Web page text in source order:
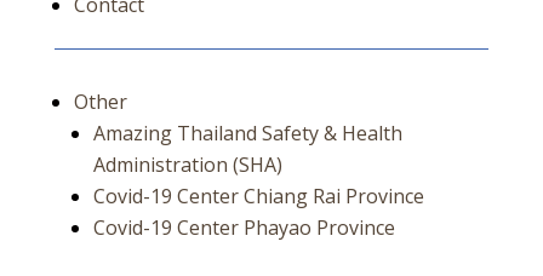
Other
Amazing Thailand Safety & Health
Administration (SHA)
Covid-19 Center Chiang Rai Province
Covid-19 Center Phayao Province